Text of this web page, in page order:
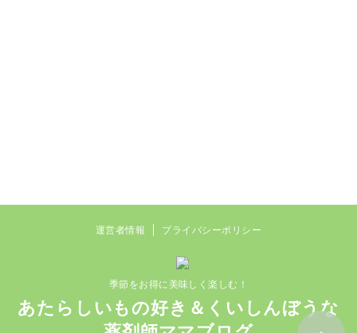
運営者情報 プライバシーポリシー
季節をお得に美味しく楽しむ！
あたらしいもの好き＆くいしんぼうな